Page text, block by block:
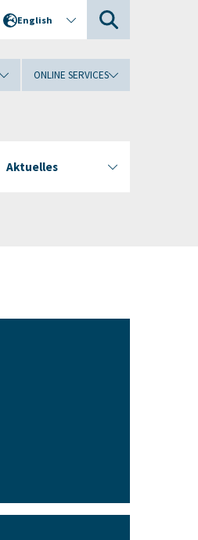
English
ONLINE SERVICES
Aktuelles